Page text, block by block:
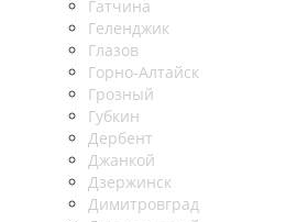
Гатчина
Геленджик
Глазов
Горно-Алтайск
Грозный
Губкин
Дербент
Джанкой
Дзержинск
Димитровград